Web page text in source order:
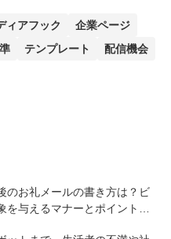
ィアフック
企業ページ
テンプレート
配信機会
のお礼メールの書き方は？ビ
を与えるマナーとポイントを